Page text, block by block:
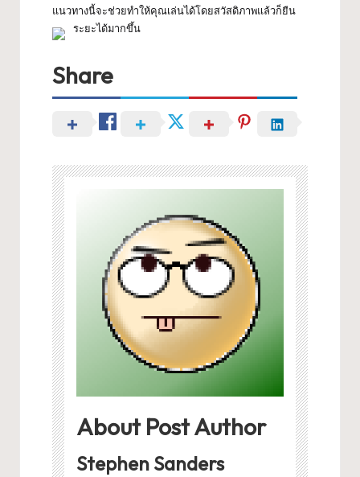
แนวทางนี้จะช่วยทำให้คุณเล่นได้โดยสวัสดิภาพแล้วก็ยืน
ระยะได้มากขึ้น
Share
About Post Author
Stephen Sanders